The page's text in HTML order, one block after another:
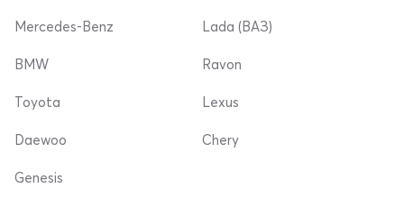
Mercedes-Benz Lada (ВАЗ)
BMW
Toyota
Daewoo
Ravon
Lexus
Chery
Genesis